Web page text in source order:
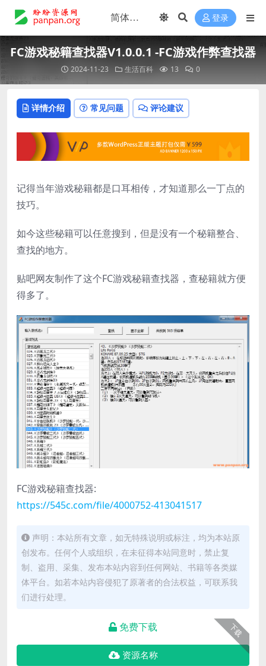
登录
FC游戏秘籍查找器V1.0.0.1 -FC游戏作弊查找器
2024-11-23 生活百科 13 0
详情介绍 常见问题 评论建议
记得当年游戏秘籍都是口耳相传，才知道那么一丁点的
技巧。
如今这些秘籍可以任意搜到，但是没有一个秘籍整合、
查找的地方。
贴吧网友制作了这个FC游戏秘籍查找器，查秘籍就方便
得多了。
FC游戏秘籍查找器:
https://545c.com/file/4000752-413041517
声明：本站所有文章，如无特殊说明或标注，均为本站原
创发布。任何个人或组织，在未征得本站同意时，禁止复
制、盗用、采集、发布本站内容到任何网站、书籍等各类媒
体平台。如若本站内容侵犯了原著者的合法权益，可联系我
们进行处理。
下载
免费下载
资源名称